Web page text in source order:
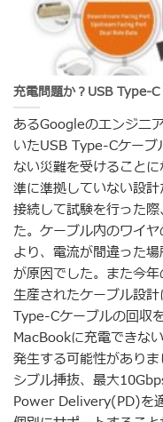
充電問題か？USB Type-
あるGoogleのエンジニ
いたUSB Type-Cケーブ
ない災難を受けること
準に準拠していない設
接続して試験を行った
た。ケーブル内のワイ
より、電流が間違った
が原因でした。また今
生産されたケーブル設
Type-Cケーブルの回収
MacBookに充電できな
発生する可能性があり
シブル挿抜、最大
Power Delivery(PD)を